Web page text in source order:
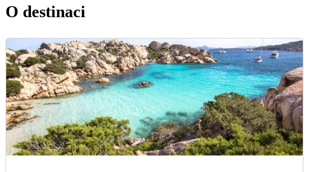
O destinaci